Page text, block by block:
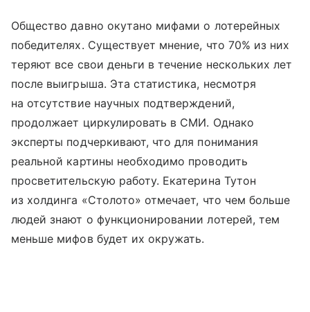
Общество давно окутано мифами о лотерейных
победителях. Существует мнение, что 70% из них
теряют все свои деньги в течение нескольких лет
после выигрыша. Эта статистика, несмотря
на отсутствие научных подтверждений,
продолжает циркулировать в СМИ. Однако
эксперты подчеркивают, что для понимания
реальной картины необходимо проводить
просветительскую работу. Екатерина Тутон
из холдинга «Столото» отмечает, что чем больше
людей знают о функционировании лотерей, тем
меньше мифов будет их окружать.